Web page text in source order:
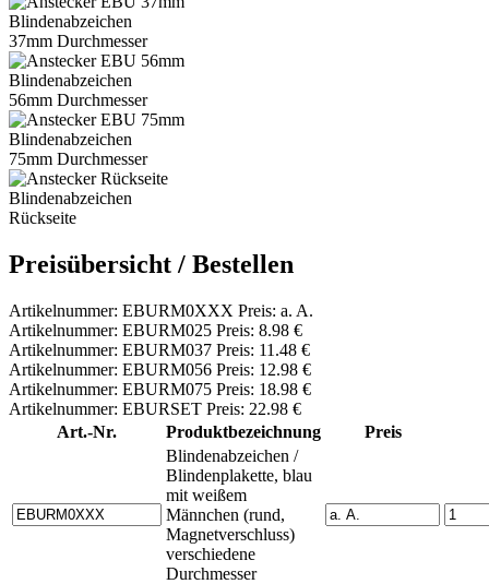
Blindenabzeichen
37mm Durchmesser
Blindenabzeichen
56mm Durchmesser
Blindenabzeichen
75mm Durchmesser
Blindenabzeichen
Rückseite
Preisübersicht / Bestellen
Artikelnummer: EBURM0XXX Preis: a. A.
Artikelnummer: EBURM025 Preis: 8.98 €
Artikelnummer: EBURM037 Preis: 11.48 €
Artikelnummer: EBURM056 Preis: 12.98 €
Artikelnummer: EBURM075 Preis: 18.98 €
Artikelnummer: EBURSET Preis: 22.98 €
Art.-Nr.
Produktbezeichnung
Preis
Blindenabzeichen /
Blindenplakette, blau
mit weißem
Männchen (rund,
Magnetverschluss)
verschiedene
Durchmesser